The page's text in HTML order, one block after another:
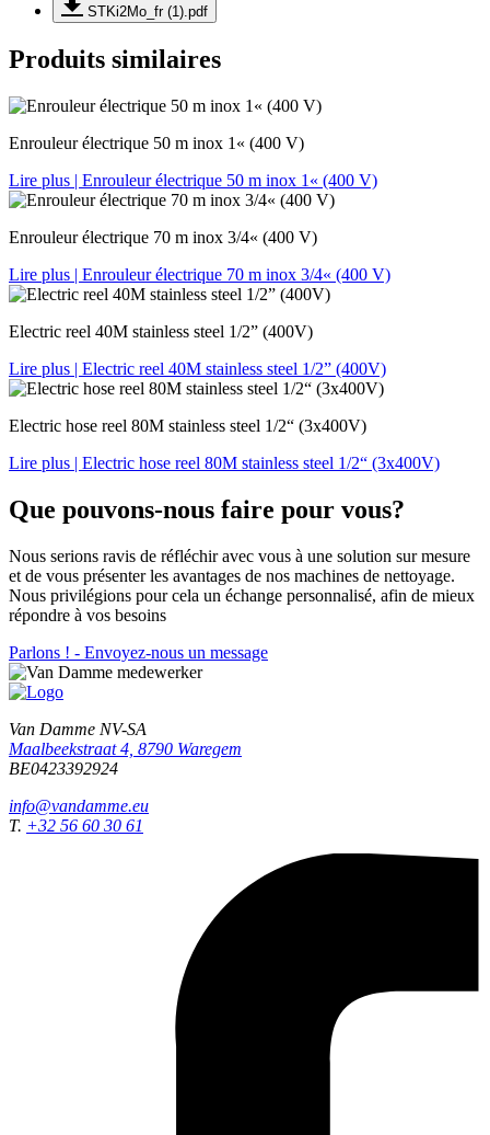
STKi2Mo_fr (1).pdf
Produits similaires
Enrouleur électrique 50 m inox 1« (400 V)
Lire plus | Enrouleur électrique 50 m inox 1« (400 V)
Enrouleur électrique 70 m inox 3/4« (400 V)
Lire plus | Enrouleur électrique 70 m inox 3/4« (400 V)
Electric reel 40M stainless steel 1/2” (400V)
Lire plus | Electric reel 40M stainless steel 1/2” (400V)
Electric hose reel 80M stainless steel 1/2“ (3x400V)
Lire plus | Electric hose reel 80M stainless steel 1/2“ (3x400V)
Que pouvons-nous faire pour vous?
Nous serions ravis de réfléchir avec vous à une solution sur mesure
et de vous présenter les avantages de nos machines de nettoyage.
Nous privilégions pour cela un échange personnalisé, afin de mieux
répondre à vos besoins
Parlons ! - Envoyez-nous un message
Van Damme NV-SA
Maalbeekstraat 4, 8790 Waregem
BE0423392924
info@vandamme.eu
T. +32 56 60 30 61